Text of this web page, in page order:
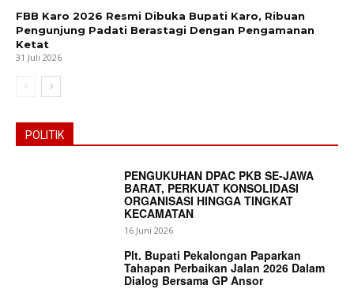
FBB Karo 2026 Resmi Dibuka Bupati Karo, Ribuan
Pengunjung Padati Berastagi Dengan Pengamanan
Ketat
31 Juli 2026
POLITIK
PENGUKUHAN DPAC PKB SE-JAWA
BARAT, PERKUAT KONSOLIDASI
ORGANISASI HINGGA TINGKAT
KECAMATAN
16 Juni 2026
Plt. Bupati Pekalongan Paparkan
Tahapan Perbaikan Jalan 2026 Dalam
Dialog Bersama GP Ansor